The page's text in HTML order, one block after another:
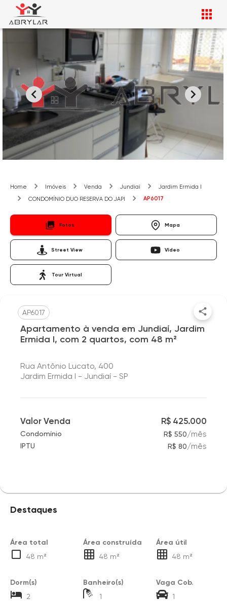
Home Imóveis Venda Jundiaí
Jardim Ermida I
CONDOMÍNIO DUO RESERVA DO JAPI
AP6017
Fotos Mapa
Street View Vídeo
Tour Virtual
AP6017
Apartamento à venda em Jundiaí, Jardim
Ermida I, com 2 quartos, com 48 m²
Rua Antônio Lucato, 400
Jardim Ermida I - Jundiaí - SP
Valor Venda R$ 425.000
Condomínio R$ 550/mês
IPTU R$ 80/mês
Destaques
Área total
48 m²
Área construída
48 m²
Área útil
48 m²
Dorm(s)
2
Banheiro(s)
1
Vaga Cob.
1